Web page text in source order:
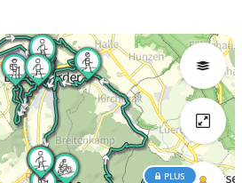
PLUS